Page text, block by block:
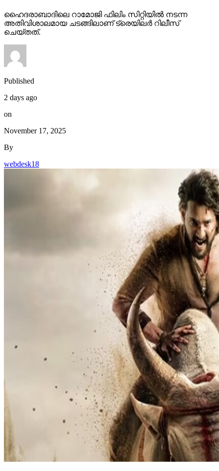
ഹൈദരാബാദിലെ റാമോജി ഫിലിം സിറ്റിയില്‍ നടന്ന
അതിവിശാലമായ ചടങ്ങിലാണ് ട്രെയിലര്‍ റിലീസ്
ചെയ്തത്.
Published
2 days ago
on
November 17, 2025
By
webdesk18